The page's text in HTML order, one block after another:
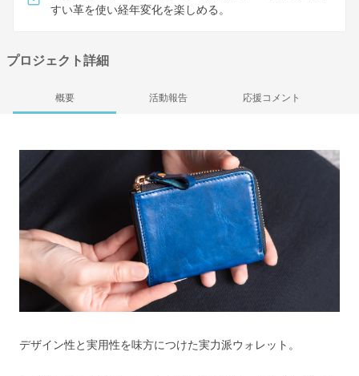
すい革を使い経年変化を楽しめる。
プロジェクト詳細
概要 活動報告 応援コメント
デザイン性と実用性を味方につけた実力派ウォレット。